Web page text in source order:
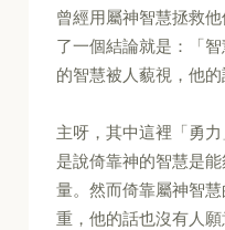
曾經用屬神智慧拯救
了一個結論就是：「
的智慧被人藐視，他的
主呀，其中這裡「勇
是說倚靠神的智慧是
量。然而倚靠屬神智
重，他的話也沒有人